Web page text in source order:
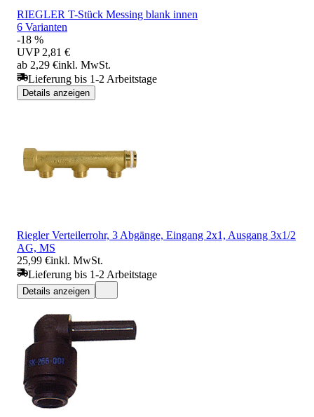
RIEGLER T-Stück Messing blank innen
6 Varianten
-18 %
UVP 2,81 €
ab 2,29 €inkl. MwSt.
Lieferung bis 1-2 Arbeitstage
Details anzeigen
Riegler Verteilerrohr, 3 Abgänge, Eingang 2x1, Ausgang 3x1/2
AG, MS
25,99 €inkl. MwSt.
Lieferung bis 1-2 Arbeitstage
Details anzeigen